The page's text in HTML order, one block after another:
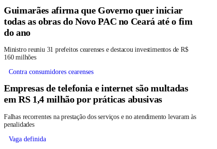
Guimarães afirma que Governo quer iniciar
todas as obras do Novo PAC no Ceará até o fim
do ano
Ministro reuniu 31 prefeitos cearenses e destacou investimentos de R$
160 milhões
Contra consumidores cearenses
Empresas de telefonia e internet são multadas
em RS 1,4 milhão por práticas abusivas
Falhas recorrentes na prestação dos serviços e no atendimento levaram às
penalidades
Vaga definida